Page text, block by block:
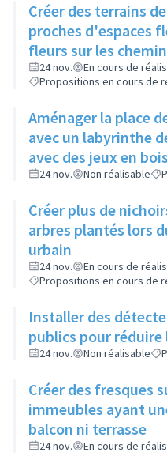
Créer des terrains
proches d'espaces
fleurs sur les
immeubles
24 nov.
En cours de
Propositions en cours de
Aménager la place
avec un labyrinthe
avec des jeux en bois
24 nov. Non réalisable
Créer plus de nichoirs dans les nouveaux
arbres plantés lors
urbain
24 nov.
En cours de
Propositions en cours de
Installer des
publics pour
24 nov. Non réalisable
Créer des fresques
immeubles ayant
balcon ni terrasse
24 nov. En cours de